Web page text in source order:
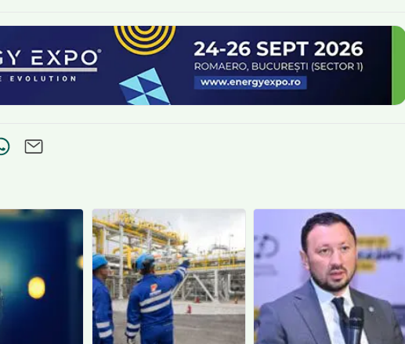
Twitter
pe LinkedIn
pe Pinterest
Trimite prin whatsapp